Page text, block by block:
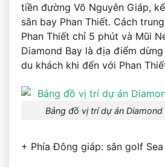
tiền đường Võ Nguyên Giáp,
sân bay Phan Thiết. Cách
Phan Thiết chỉ 5 phút và Mũi
Diamond Bay là địa điểm
du khách khi đến với Phan
Bảng đồ vị trí dự án Diamond
+ Phía Đông giáp: sân golf